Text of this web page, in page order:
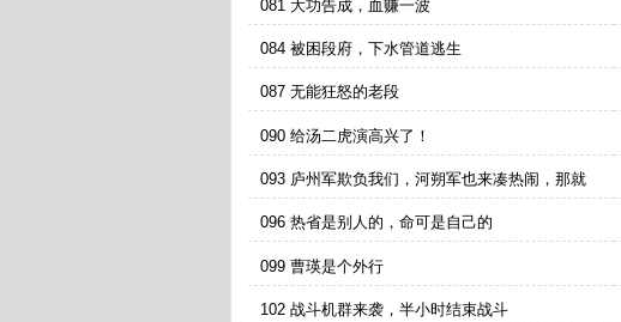
081 大功告成，血赚一波
084 被困段府，下水管道逃生
087 无能狂怒的老段
090 给汤二虎演高兴了！
093 庐州军欺负我们，河朔军也来凑热闹，那就
打！
096 热省是别人的，命可是自己的
099 曹瑛是个外行
102 战斗机群来袭，半小时结束战斗